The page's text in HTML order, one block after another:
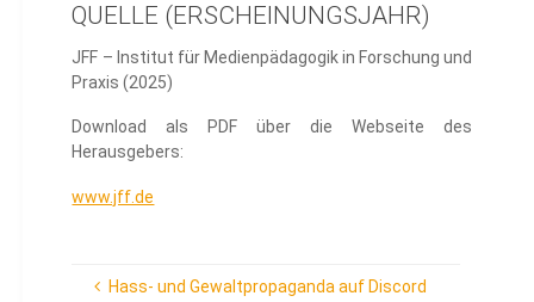
QUELLE (ERSCHEINUNGSJAHR)
JFF – Institut für Medienpädagogik in Forschung und
Praxis (2025)
Download als PDF über die Webseite des
Herausgebers:
www.jff.de
Hass- und Gewaltpropaganda auf Discord